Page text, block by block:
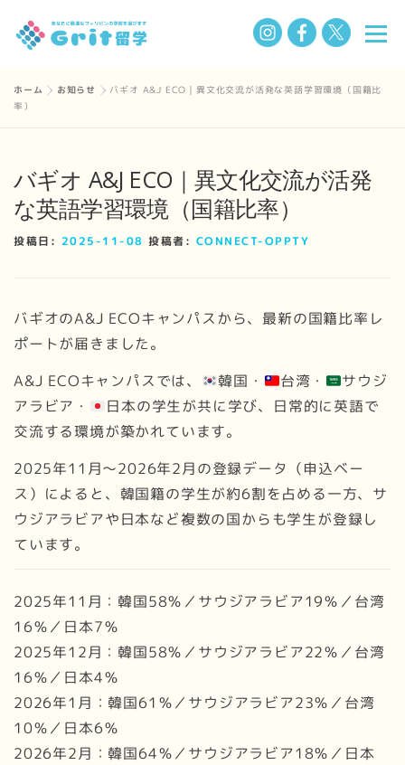
ツ
キ
プ
メニ
学校一覧 Q&A 私たちについて お知らせ
BLOG
ホーム » お知らせ » バギオ A&J ECO｜異文化交流が活発な英語学習環境（国籍比
率）
バギオ A&J ECO｜異文化交流が活発
な英語学習環境（国籍比率）
投稿日: 2025-11-08 投稿者: CONNECT-OPPTY
バギオのA&J ECOキャンパスから、最新の国籍比率レ
ポートが届きました。
A&J ECOキャンパスでは、
韓国・ 台湾・
サウジ
アラビア・
日本の学生が共に学び、日常的に英語で
交流する環境が築かれています。
2025年11月～2026年2月の登録データ（申込ベー
ス）によると、韓国籍の学生が約6割を占める一方、サ
ウジアラビアや日本など複数の国からも学生が登録し
ています。
2025年11月：韓国58％／サウジアラビア19％／台湾
16％／日本7％
2025年12月：韓国58％／サウジアラビア22％／台湾
16％／日本4％
2026年1月：韓国61％／サウジアラビア23％／台湾
10％／日本6％
2026年2月：韓国64％／サウジアラビア18％／日本